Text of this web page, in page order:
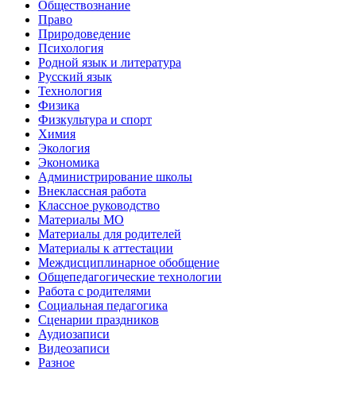
Обществознание
Право
Природоведение
Психология
Родной язык и литература
Русский язык
Технология
Физика
Физкультура и спорт
Химия
Экология
Экономика
Администрирование школы
Внеклассная работа
Классное руководство
Материалы МО
Материалы для родителей
Материалы к аттестации
Междисциплинарное обобщение
Общепедагогические технологии
Работа с родителями
Социальная педагогика
Сценарии праздников
Аудиозаписи
Видеозаписи
Разное